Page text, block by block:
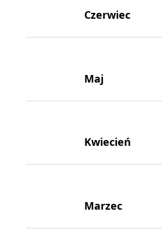
Czerwiec
Maj
Kwiecień
Marzec